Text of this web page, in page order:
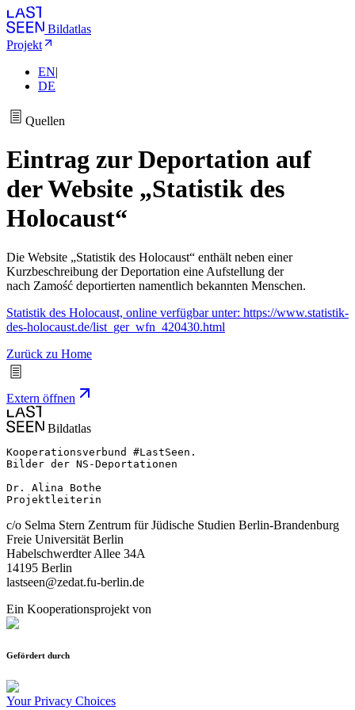
Bildatlas
Projekt
EN|
DE
Quellen
Eintrag zur Deportation auf
der Website „Statistik des
Holocaust“
Die Website „Statistik des Holocaust“ enthält neben einer
Kurzbeschreibung der Deportation eine Aufstellung der
nach Zamość deportierten namentlich bekannten Menschen.
Statistik des Holocaust, online verfügbar unter: https://www.statistik-
des-holocaust.de/list_ger_wfn_420430.html
Zurück zu Home
Extern öffnen
Bildatlas
Kooperationsverbund #LastSeen.
Bilder der NS-Deportationen
Dr. Alina Bothe
Projektleiterin
c/o Selma Stern Zentrum für Jüdische Studien Berlin-Brandenburg
Freie Universität Berlin
Habelschwerdter Allee 34A
14195 Berlin
lastseen@zedat.fu-berlin.de
Ein Kooperationsprojekt von
Gefördert durch
Your Privacy Choices